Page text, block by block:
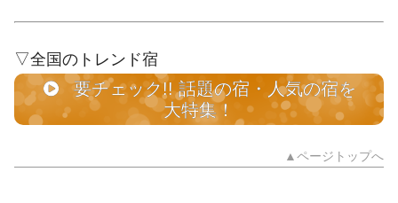
▽全国のトレンド宿
要チェック!! 話題の宿・人気の宿を
大特集！
▲ページトップへ